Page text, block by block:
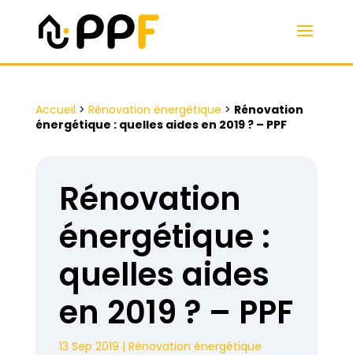
Accueil > Rénovation énergétique > Rénovation
énergétique : quelles aides en 2019 ? – PPF
Rénovation
énergétique :
quelles aides
en 2019 ? – PPF
13 Sep 2019 | Rénovation énergétique